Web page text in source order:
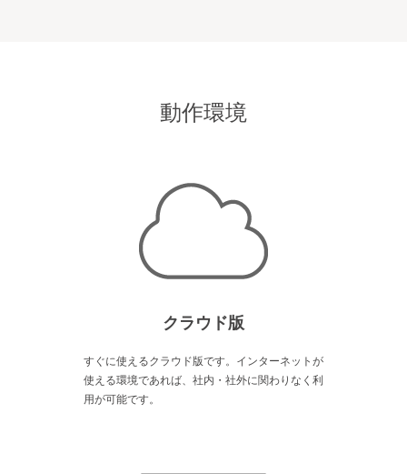
動作環境
クラウド版
すぐに使えるクラウド版です。インターネットが
使える環境であれば、社内・社外に関わりなく利
用が可能です。